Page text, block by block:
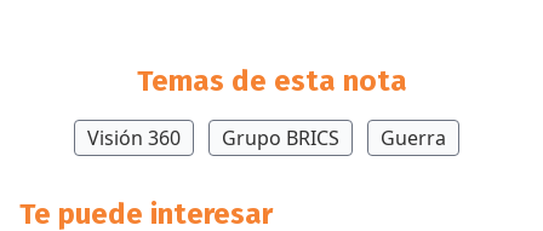
Temas de esta nota
Visión 360 Grupo BRICS Guerra
Te puede interesar